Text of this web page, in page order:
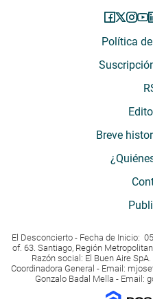
Política
Breve
El Desconcierto - Fecha de Inicio:
of. 63. Santiago, Región
Razón social: El Buen Aire
Coordinadora General - Email:
Gonzalo Badal Mella - Email: